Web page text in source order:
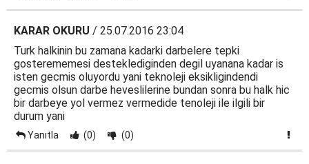
KARAR OKURU / 25.07.2016 23:04
Turk halkinin bu zamana kadarki darbelere tepki
gosterememesi desteklediginden degil uyanana kadar is
isten gecmis oluyordu yani teknoleji eksikligindendi
gecmis olsun darbe heveslilerine bundan sonra bu halk hic
bir darbeye yol vermez vermedide tenoleji ile ilgili bir
durum yani
Yanıtla (0) (0)